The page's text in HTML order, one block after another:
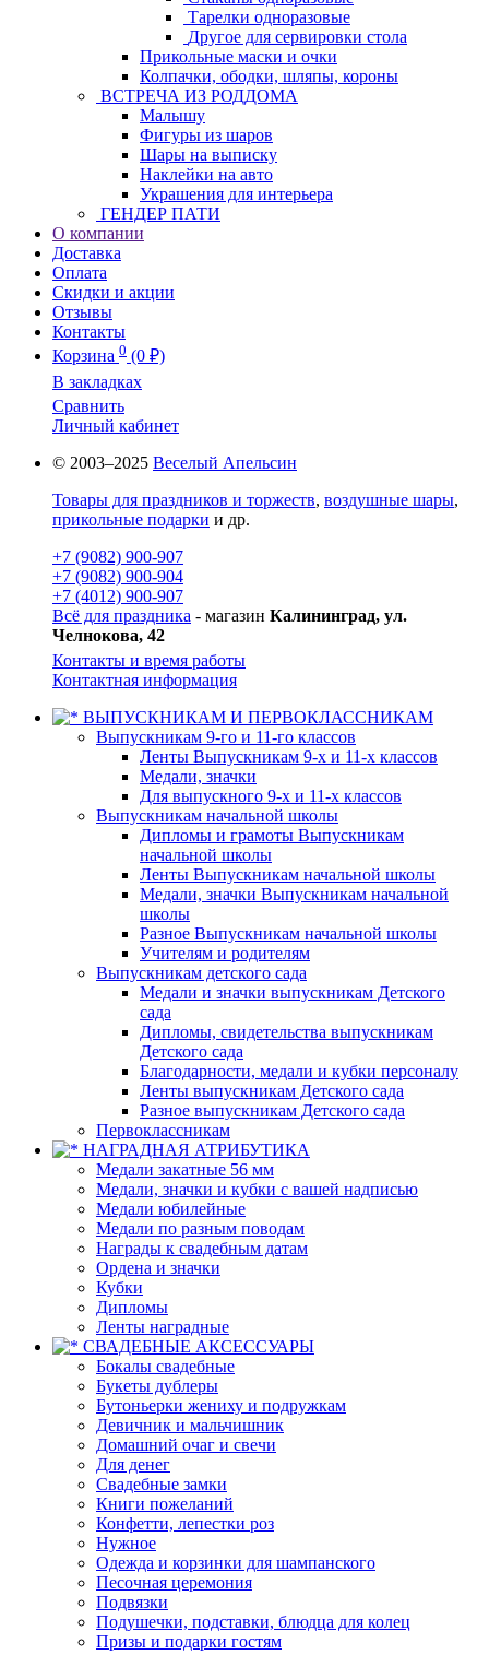
Тарелки одноразовые
Другое для сервировки стола
Прикольные маски и очки
Колпачки, ободки, шляпы, короны
ВСТРЕЧА ИЗ РОДДОМА
Малышу
Фигуры из шаров
Шары на выписку
Наклейки на авто
Украшения для интерьера
ГЕНДЕР ПАТИ
О компании
Доставка
Оплата
Скидки и акции
Отзывы
Контакты
Корзина 0 (0 ₽)
В закладках
Сравнить
Личный кабинет
© 2003–2025 Веселый Апельсин
Товары для праздников и торжеств, воздушные шары,
прикольные подарки и др.
+7 (9082) 900-907
+7 (9082) 900-904
+7 (4012) 900-907
Всё для праздника - магазин Калининград, ул.
Челнокова, 42
Контакты и время работы
Контактная информация
ВЫПУСКНИКАМ И ПЕРВОКЛАССНИКАМ
Выпускникам 9-го и 11-го классов
Ленты Выпускникам 9-х и 11-х классов
Медали, значки
Для выпускного 9-х и 11-х классов
Выпускникам начальной школы
Дипломы и грамоты Выпускникам
начальной школы
Ленты Выпускникам начальной школы
Медали, значки Выпускникам начальной
школы
Разное Выпускникам начальной школы
Учителям и родителям
Выпускникам детского сада
Медали и значки выпускникам Детского
сада
Дипломы, свидетельства выпускникам
Детского сада
Благодарности, медали и кубки персоналу
Ленты выпускникам Детского сада
Разное выпускникам Детского сада
Первоклассникам
НАГРАДНАЯ АТРИБУТИКА
Медали закатные 56 мм
Медали, значки и кубки с вашей надписью
Медали юбилейные
Медали по разным поводам
Награды к свадебным датам
Ордена и значки
Кубки
Дипломы
Ленты наградные
СВАДЕБНЫЕ АКСЕССУАРЫ
Бокалы свадебные
Букеты дублеры
Бутоньерки жениху и подружкам
Девичник и мальчишник
Домашний очаг и свечи
Для денег
Свадебные замки
Книги пожеланий
Конфетти, лепестки роз
Нужное
Одежда и корзинки для шампанского
Песочная церемония
Подвязки
Подушечки, подставки, блюдца для колец
Призы и подарки гостям